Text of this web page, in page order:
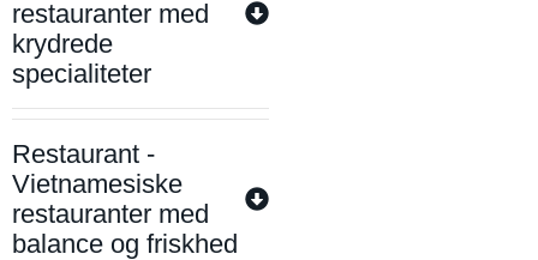
restauranter med
krydrede
specialiteter
Restaurant -
Vietnamesiske
restauranter med
balance og friskhed